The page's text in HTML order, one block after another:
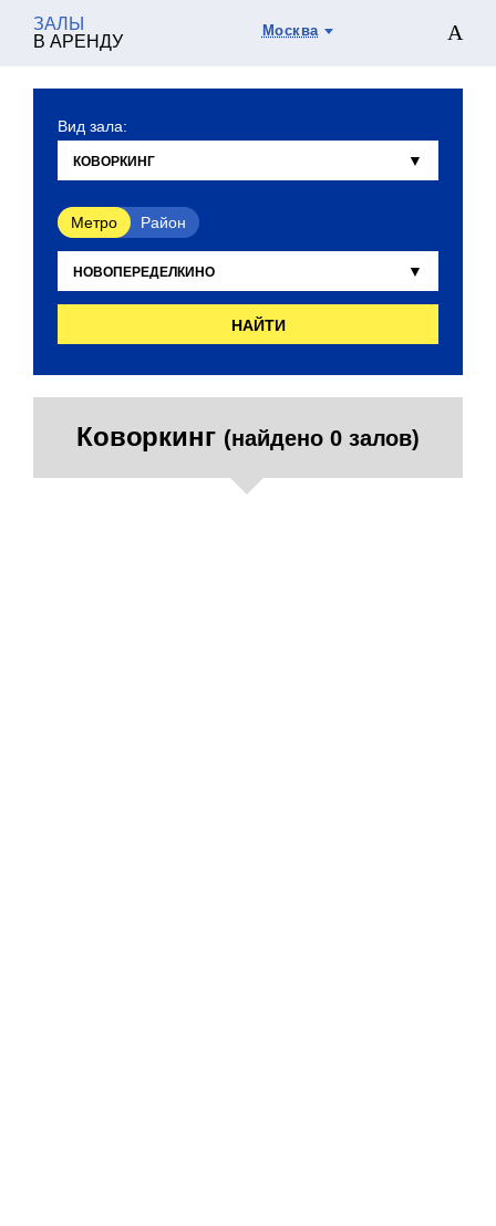
ЗАЛЫ
В АРЕНДУ
Москва
Вид зала:
Метро Район
НАЙТИ
Коворкинг (найдено 0 залов)